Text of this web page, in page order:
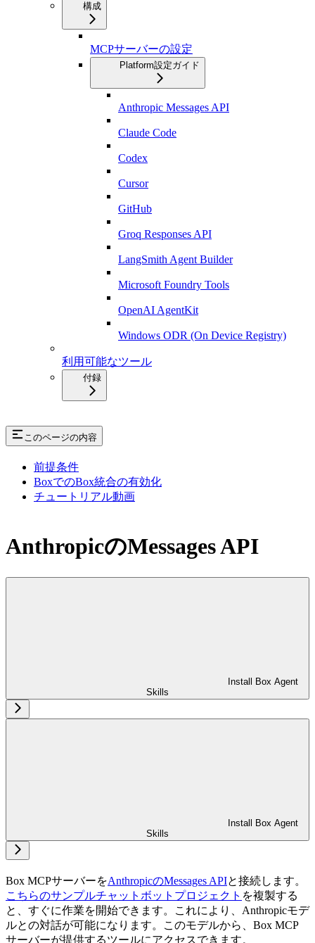
構成
MCPサーバーの設定
Platform設定ガイド
Anthropic Messages API
Claude Code
Codex
Cursor
GitHub
Groq Responses API
LangSmith Agent Builder
Microsoft Foundry Tools
OpenAI AgentKit
Windows ODR (On Device Registry)
利用可能なツール
付録
このページの内容
前提条件
BoxでのBox統合の有効化
チュートリアル動画
AnthropicのMessages API
Install Box Agent
Skills
Install Box Agent
Skills
Box MCPサーバーをAnthropicのMessages APIと接続します。
こちらのサンプルチャットボットプロジェクト を複製する
と、すぐに作業を開始できます。これにより、Anthropicモデ
ルとの対話が可能になります。このモデルから、Box MCP
サーバーが提供するツールにアクセスできます。